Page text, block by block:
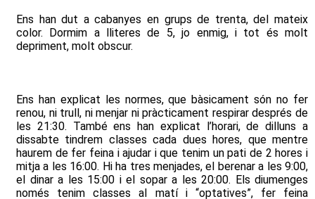
Ens han dut a cabanyes en grups de trenta, del mateix
color. Dormim a lliteres de 5, jo enmig, i tot és molt
depriment, molt obscur.
Ens han explicat les normes, que bàsicament són no fer
renou, ni trull, ni menjar ni pràcticament respirar després de
les 21:30. També ens han explicat l’horari, de dilluns a
dissabte tindrem classes cada dues hores, que mentre
haurem de fer feina i ajudar i que tenim un pati de 2 hores i
mitja a les 16:00. Hi ha tres menjades, el berenar a les 9:00,
el dinar a les 15:00 i el sopar a les 20:00. Els diumenges
només tenim classes al matí i “optatives”, fer feina